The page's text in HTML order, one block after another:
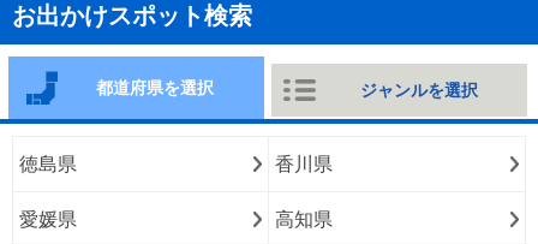
お出かけスポット検索
都道府県を選択 ジャンルを選択
徳島県 香川県
愛媛県 高知県